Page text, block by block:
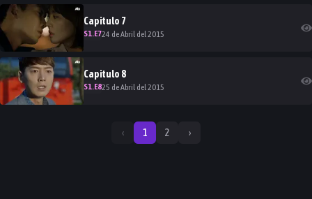
Capitulo 7
S1.E724 de Abril del 2015
Capitulo 8
S1.E825 de Abril del 2015
‹ 1 2 ›